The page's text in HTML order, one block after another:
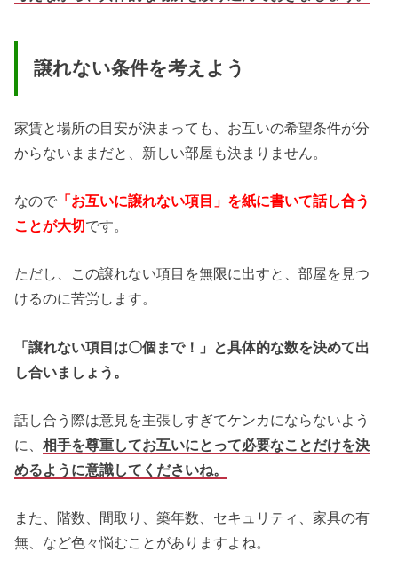
譲れない条件を考えよう
家賃と場所の目安が決まっても、お互いの希望条件が分
からないままだと、新しい部屋も決まりません。
なので 「お互いに譲れない項目」を紙に書いて話し合う
ことが大切です。
ただし、この譲れない項目を無限に出すと、部屋を見つ
けるのに苦労します。
「譲れない項目は〇個まで！」と具体的な数を決めて出
し合いましょう。
話し合う際は意見を主張しすぎてケンカにならないよう
に、相手を尊重してお互いにとって必要なことだけを決
めるように意識してくださいね。
また、階数、間取り、築年数、セキュリティ、家具の有
無、など色々悩むことがありますよね。